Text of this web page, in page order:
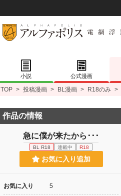
小説 公式漫画
TOP > 投稿漫画 > BL漫画 > R18のみ >
作品の情報
急に僕が来たから･･･
BL R18 連載中 R18
お気に入り追加
お気に入り 5